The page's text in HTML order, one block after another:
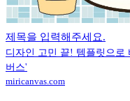
제목을 입력해주세요.
디자인 고민 끝! 템플릿으로
버스'
miricanvas.com